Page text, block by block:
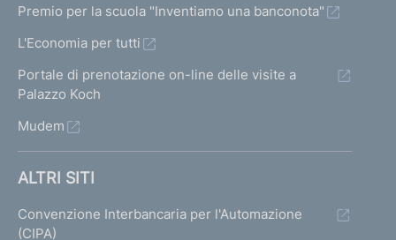
Premio per la scuola "Inventiamo una banconota"
L'Economia per tutti
Portale di prenotazione on-line delle visite a
Palazzo Koch
Mudem
ALTRI SITI
Convenzione Interbancaria per l'Automazione
(CIPA)